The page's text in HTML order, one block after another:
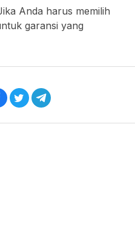
Anda harus memilih
garansi yang